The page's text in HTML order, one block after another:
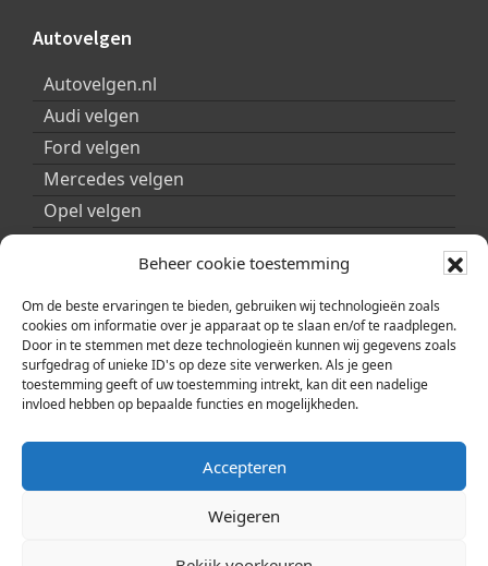
Beheer cookie toestemming
Om de beste ervaringen te bieden, gebruiken wij technologieën zoals
cookies om informatie over je apparaat op te slaan en/of te raadplegen.
Door in te stemmen met deze technologieën kunnen wij gegevens zoals
surfgedrag of unieke ID's op deze site verwerken. Als je geen
toestemming geeft of uw toestemming intrekt, kan dit een nadelige
invloed hebben op bepaalde functies en mogelijkheden.
Accepteren
Weigeren
Autovelgen
Autovelgen.nl
Audi velgen
Ford velgen
Mercedes velgen
Opel velgen
Peugeot velgen
Porsche velgen
Seat velgen
Skoda velgen
Smart velgen
Volkswagen velgen